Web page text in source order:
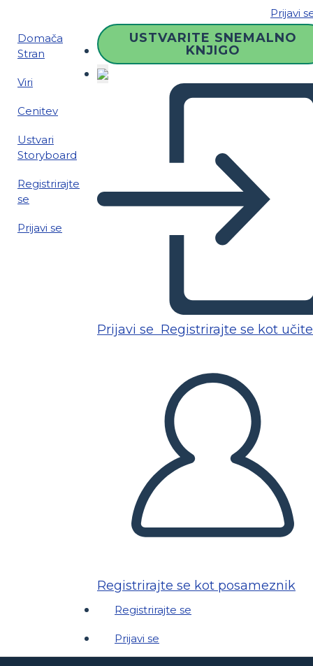
Prijavi
Domača
Stran
Viri
Cenitev
Ustvari
Storyboard
Registrirajte
se
Prijavi se
USTVARITE SNEMALNO
KNJIGO
Prijavi se Registrirajte se kot
Registrirajte se kot posameznik
Registrirajte se
Prijavi se